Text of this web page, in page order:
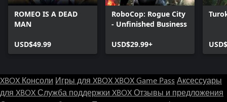
ROMEO IS A DEAD
MAN
USD$49.99
RoboCop: Rogue City
- Unfinished Business
USD$29.99+
XBOX Консоли Игры для XBOXXBOX Game Pass Аксессуары
для XBOXСлужба поддержки XBOXОтзывы и предложения